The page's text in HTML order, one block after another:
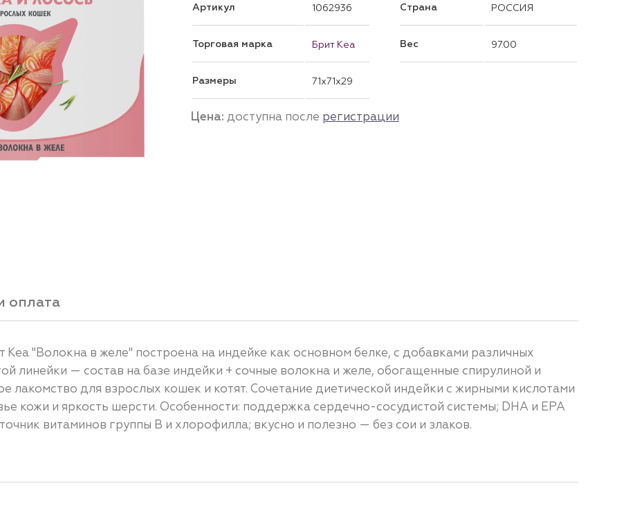
Артикул 1062936
Торговая марка Брит Кеа
Размеры 71x71x29
Страна РОССИЯ
Вес 97.00
Цена: доступна после регистрации
оплата
Кеа "Волокна в желе" построена на индейке как основном белке, с добавками различных
линейки — состав на базе индейки + сочные волокна и желе, обогащенные спирулиной и
для взрослых кошек и котят. Сочетание диетической индейки с жирными кислотами
кожи и яркость шерсти. Особенности: поддержка сердечно-сосудистой системы; DHA и EPA
витаминов группы B и хлорофилла; вкусно и полезно — без сои и злаков.